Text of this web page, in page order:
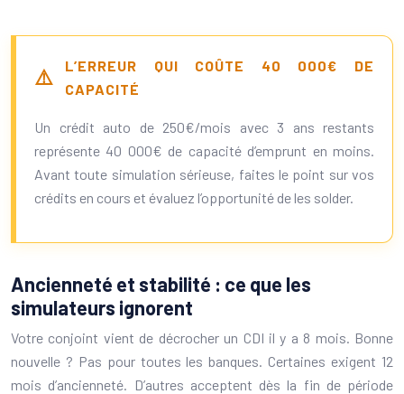
L’ERREUR QUI COÛTE 40 000€ DE
CAPACITÉ
Un crédit auto de 250€/mois avec 3 ans restants
représente 40 000€ de capacité d’emprunt en moins.
Avant toute simulation sérieuse, faites le point sur vos
crédits en cours et évaluez l’opportunité de les solder.
Ancienneté et stabilité : ce que les
simulateurs ignorent
Votre conjoint vient de décrocher un CDI il y a 8 mois. Bonne
nouvelle ? Pas pour toutes les banques. Certaines exigent 12
mois d’ancienneté. D’autres acceptent dès la fin de période